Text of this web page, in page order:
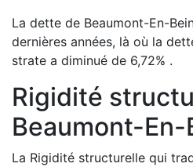
La dette de Beaumont-En-
dernières années, là où la
strate a diminué de 6,72% .
Rigidité
Beaumont-En-
La Rigidité structurelle qui